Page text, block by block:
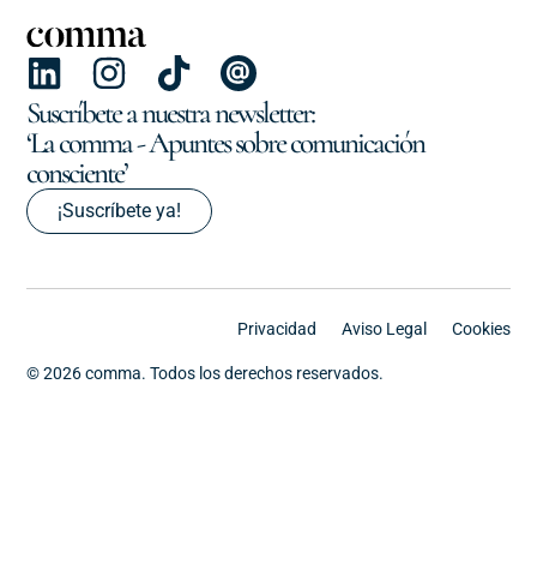
Suscríbete a nuestra newsletter:
‘La comma - Apuntes sobre comunicación
consciente’
¡Suscríbete ya!
© 2026 comma. Todos los derechos reservados.
Privacidad Aviso Legal Cookies